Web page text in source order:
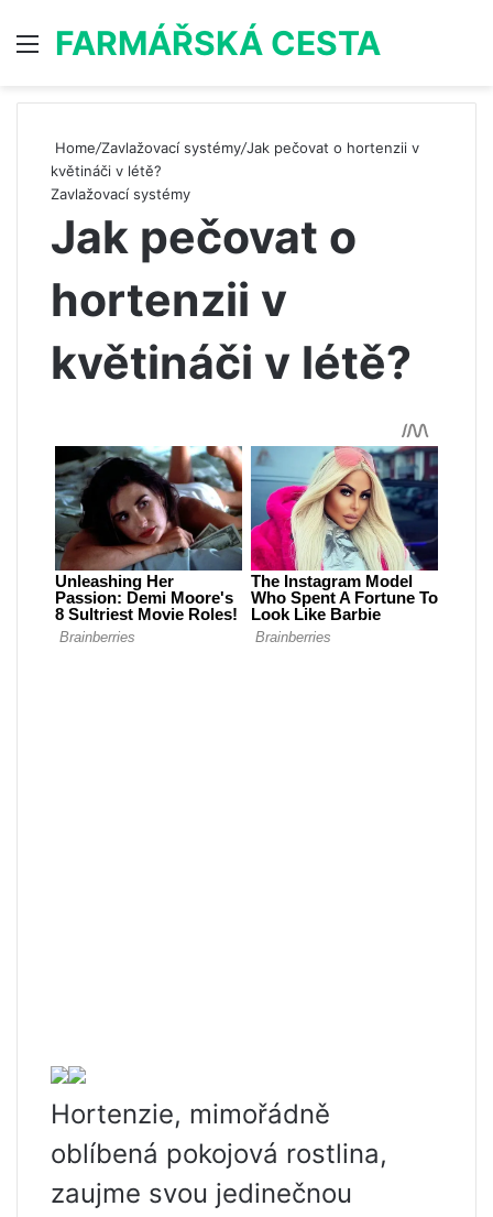
Menu
FARMÁŘSKÁ CESTA
Home/Zavlažovací systémy/Jak pečovat o hortenzii v
květináči v létě?
Zavlažovací systémy
Jak pečovat o
hortenzii v
květináči v létě?
Hortenzie, mimořádně
oblíbená pokojová rostlina,
zaujme svou jedinečnou